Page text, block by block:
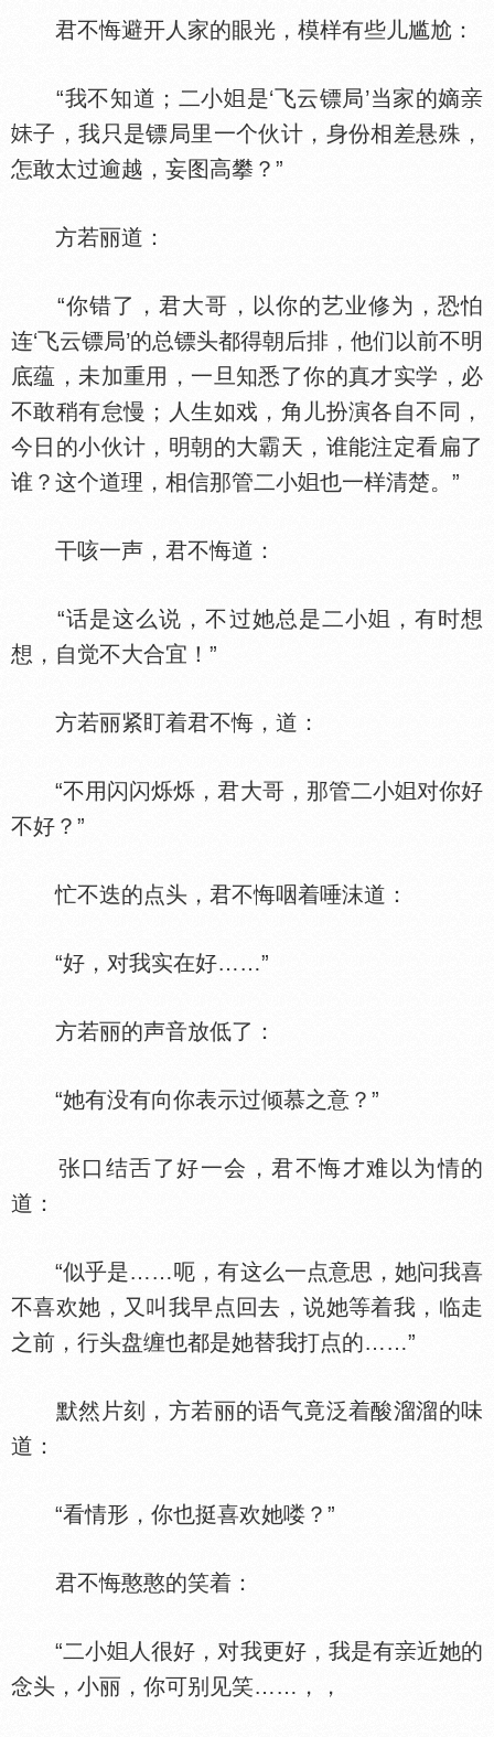
君不悔避开人家的眼光，模样有些儿尴尬：
“我不知道；二小
是‘飞云镖局’当家的嫡
子，我只是镖局里一个伙计，身份相差悬殊，
怎敢太过逾越，妄图高攀？”
方若丽道：
“你错了，君大哥，以你的艺业修为，恐怕
连‘飞云镖局’的总镖头都得朝后排，他们以前不明
底蕴，未加重用，一旦知悉了你的真才实学，必
不敢稍有怠慢；人生如戏，角儿扮演各自不同，
今日的小伙计，明朝的大霸天，谁能注定看扁了
谁？这个道理，相信那管二小
也一样清楚。”
干咳一声，君不悔道：
“话是这么说，不过她总是二小
，有时想
想，自觉不大合宜！”
方若丽紧盯着君不悔，道：
“不用闪闪烁烁，君大哥，那管二小
对你好
不好？”
忙不迭的点头，君不悔咽着唾沫道：
“好，对我实在好……”
方若丽的声音放低了：
“她有没有向你表示过倾慕之意？”
张口结
了好一会，君不悔才难以为情的
道：
“似乎是……呃，有这么一点意思，她问我喜
不喜欢她，又叫我早点回去，说她等着我，临走
之前，行头盘缠也都是她替我打点的……”
默然片刻，方若丽的语气竟泛着酸溜溜的味
道：
“看情形，你也挺喜欢她喽？”
君不悔憨憨的笑着：
“二小 人很好，对我更好，我是有
近她的
念头，小丽，你可别见笑……，，